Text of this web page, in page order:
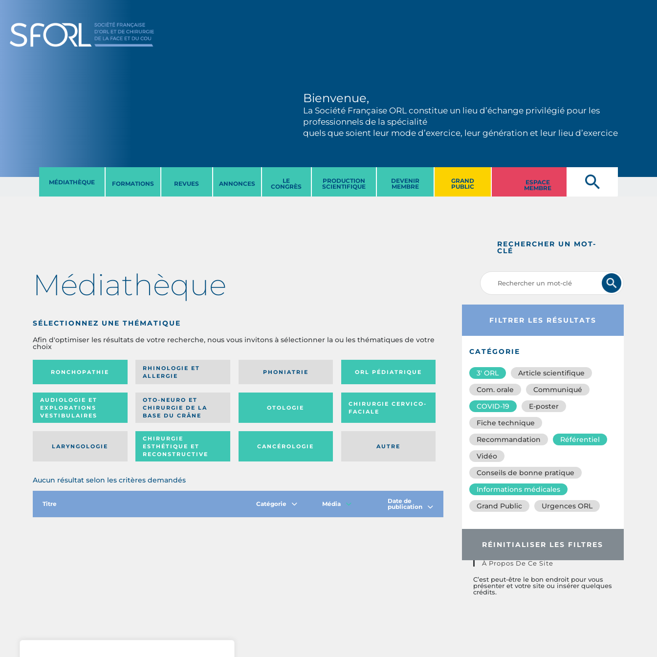
Bienvenue,
La Société Française ORL constitue un lieu d’échange privilégié pour les
professionnels de la spécialité
quels que soient leur mode d’exercice, leur génération et leur lieu d’exercice
MÉDIATHÈQUE FORMATIONS REVUES ANNONCES
LE
CONGRÈS
PRODUCTION
SCIENTIFIQUE
DEVENIR
MEMBRE
GRAND
PUBLIC
ESPACE
MEMBRE
Médiathèque
SÉLECTIONNEZ UNE THÉMATIQUE
Afin d'optimiser les résultats de votre recherche, nous vous invitons à sélectionner la ou les thématiques de votre
choix
RONCHOPATHIE
RHINOLOGIE ET
ALLERGIE
PHONIATRIE ORL PÉDIATRIQUE
AUDIOLOGIE ET
EXPLORATIONS
VESTIBULAIRES
OTO-NEURO ET
CHIRURGIE DE LA
BASE DU CRÂNE
OTOLOGIE
CHIRURGIE CERVICO-
FACIALE
AUTRE
LARYNGOLOGIE
CHIRURGIE
ESTHÉTIQUE ET
RECONSTRUCTIVE
CANCÉROLOGIE
Aucun résultat selon les critères demandés
Titre Catégorie Média
Date de
publication
RECHERCHER UN MOT-
CLÉ
FILTRER LES RÉSULTATS
CATÉGORIE
3′ ORL
Article scientifique
Com. orale
Communiqué
COVID-19
E-poster
Fiche technique
Recommandation
Référentiel
Vidéo
Conseils de bonne pratique
Informations médicales
Grand Public
Urgences ORL
RÉINITIALISER LES FILTRES
À Propos De Ce Site
C’est peut-être le bon endroit pour vous
présenter et votre site ou insérer quelques
crédits.